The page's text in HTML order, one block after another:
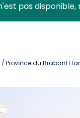
pas
/ Province du Brabant